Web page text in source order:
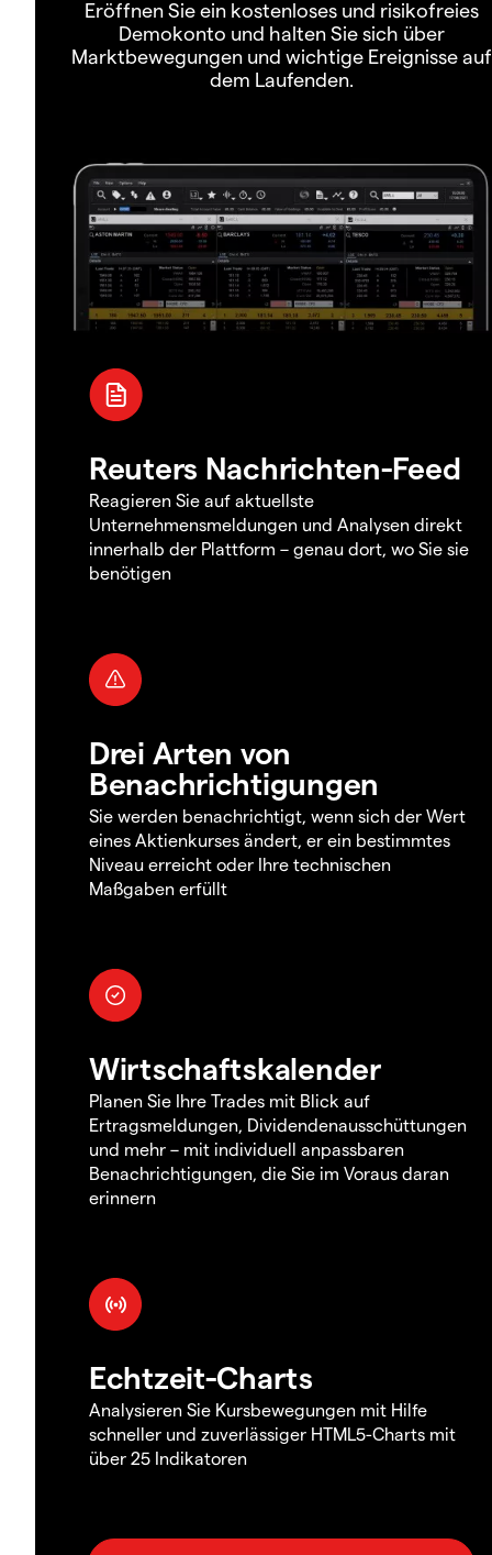
Eröffnen Sie ein kostenloses und risikofreies
Demokonto und halten Sie sich über
Marktbewegungen und wichtige Ereignisse auf
dem Laufenden.
Reuters Nachrichten-Feed
Reagieren Sie auf aktuellste
Unternehmensmeldungen und Analysen direkt
innerhalb der Plattform – genau dort, wo Sie sie
benötigen
Drei Arten von
Benachrichtigungen
Sie werden benachrichtigt, wenn sich der Wert
eines Aktienkurses ändert, er ein bestimmtes
Niveau erreicht oder Ihre technischen
Maßgaben erfüllt
Wirtschaftskalender
Planen Sie Ihre Trades mit Blick auf
Ertragsmeldungen, Dividendenausschüttungen
und mehr – mit individuell anpassbaren
Benachrichtigungen, die Sie im Voraus daran
erinnern
Echtzeit-Charts
Analysieren Sie Kursbewegungen mit Hilfe
schneller und zuverlässiger HTML5-Charts mit
über 25 Indikatoren